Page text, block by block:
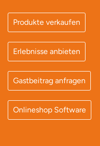
Produkte verkaufen
Erlebnisse anbieten
Gastbeitrag anfragen
Onlineshop Software
Lüneburg
Magdeburg
Main-Kinzig-Kreis
Mannheim